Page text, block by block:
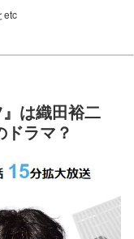
etc
は織田裕二
ラマ？